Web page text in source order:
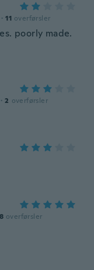
· 11 overførsler
poorly made.
· 2 overførsler
overførsler